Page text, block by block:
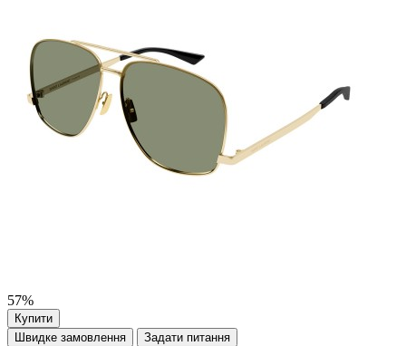
57%
Купити
Швидке замовлення
Задати питання